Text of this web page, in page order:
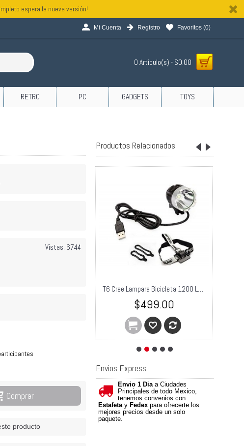
espera la nueva versión!
Mi Cuenta Registro Favoritos (0)
0 Artículo(s) - $0.00
RETRO PC GADGETS TOYS
Productos Relacionados
T6 Cree Lampara Bicicleta 1200 Lumens Faro Linterna Frontal
$499.00
Envios Express
Envio 1 Diaa Ciudades
Principales de todo Mexico,
tenemos convenios con
Estafetay Fedex para ofrecerte los
mejores precios desde un solo
paquete.
Vistas: 6744
Comprar
producto